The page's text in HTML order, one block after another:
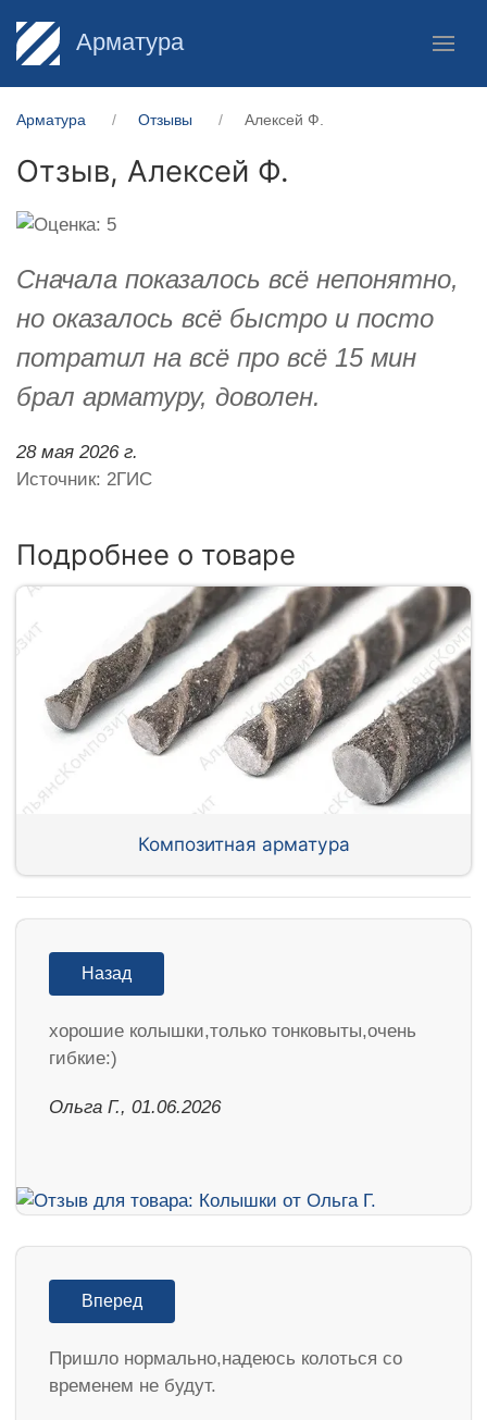
Арматура
Арматура Отзывы Алексей Ф.
Отзыв, Алексей Ф.
Сначала показалось всё непонятно,
но оказалось всё быстро и посто
потратил на всё про всё 15 мин
брал арматуру, доволен.
28 мая 2026 г.
Источник: 2ГИС
Подробнее о товаре
Композитная арматура
Назад
хорошие колышки,только тонковыты,очень
гибкие:)
Ольга Г., 01.06.2026
Вперед
Пришло нормально,надеюсь колоться со
временем не будут.